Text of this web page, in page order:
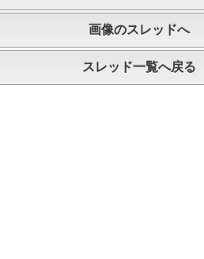
画像のスレッドへ
スレッド一覧へ戻る